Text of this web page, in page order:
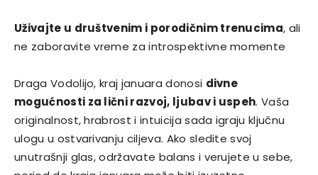
Uživajte u društvenim i porodičnim trenucima, ali
ne zaboravite vreme za introspektivne momente
Draga Vodolijo, kraj januara donosi divne
mogućnosti za lični razvoj, ljubav i uspeh. Vaša
originalnost, hrabrost i intuicija sada igraju ključnu
ulogu u ostvarivanju ciljeva. Ako sledite svoj
unutrašnji glas, održavate balans i verujete u sebe,